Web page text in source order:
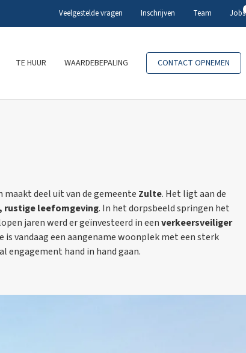
TE HUUR WAARDEBEPALING CONTACT OPNEMEN
Veelgestelde vragen Inschrijven Team Jobs
deel uit van de gemeente Zulte. Het ligt aan de
rustige leefomgeving. In het dorpsbeeld springen het
jaren werd er geïnvesteerd in eenverkeersveiliger
vandaag een aangename woonplek met een sterk
engagement hand in hand gaan.